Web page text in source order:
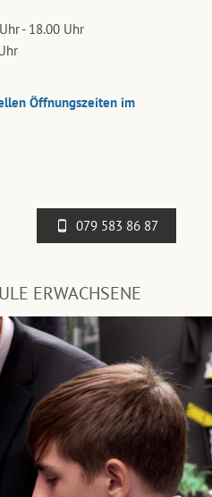
- 18.00 Uhr
Öffnungszeiten im
079 583 86 87
ERWACHSENE